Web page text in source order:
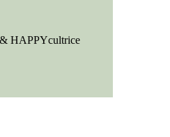
HAPPYcultrice